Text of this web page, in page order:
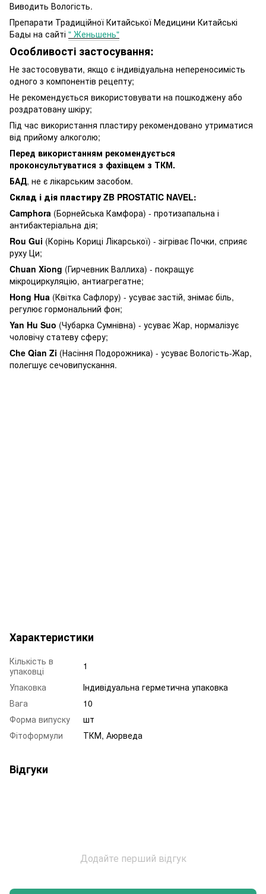
Виводить Вологість.
Препарати Традиційної Китайської Медицини Китайські
Бады на сайті " Женьшень"
Особливості застосування:
Не застосовувати, якщо є індивідуальна непереносимість
одного з компонентів рецепту;
Не рекомендується використовувати на пошкоджену або
роздратовану шкіру;
Під час використання пластиру рекомендовано утриматися
від прийому алкоголю;
Перед використанням рекомендується
проконсультуватися з фахівцем з ТКМ.
БАД, не є лікарським засобом.
Склад і дія пластиру ZB PROSTATIC NAVEL:
Camphora (Борнейська Камфора) - протизапальна і
антибактеріальна дія;
Rou Gui (Корінь Кориці Лікарської) - зігріває Почки, сприяє
руху Ци;
Chuan Xiong (Гирчевник Валлиха) - покращує
мікроциркуляцію, антиагрегатне;
Hong Hua (Квітка Сафлору) - усуває застій, знімає біль,
регулює гормональний фон;
Yan Hu Suo (Чубарка Сумнівна) - усуває Жар, нормалізує
чоловічу статеву сферу;
Che Qian Zi (Насіння Подорожника) - усуває Вологість-Жар,
полегшує сечовипускання.
Характеристики
Кількість в
упаковці
1
Упаковка
Індивідуальна герметична упаковка
Вага
10
Форма випуску
шт
Фітоформули
ТКМ, Аюрведа
Відгуки
Додайте перший відгук